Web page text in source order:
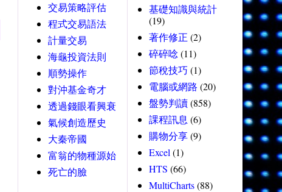
交易策略評估
程式交易語法
計量交易
海龜投資法則
順勢操作
對沖基金奇才
透過錢眼看興衰
氣候創造歷史
大秦帝國
富翁的物種源始
死亡的臉
基礎知識與統計
(19)
著作修正 (2)
碎碎唸 (11)
節稅技巧 (1)
電腦或網路 (20)
盤勢判讀(858)
課程訊息 (6)
購物分享(9)
Excel (1)
HTS (66)
MultiCharts(88)